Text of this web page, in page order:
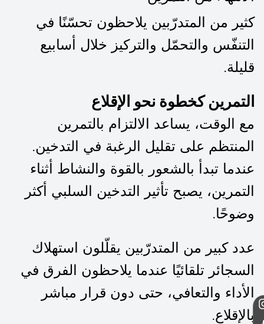
كثير من المتدرّبين يلاحظون تحسّنًا في
التنفّس والتحمّل والتركيز خلال أسابيع
قليلة.
التمرين كخطوة نحو الإقلاع
مع الوقت، يساعد الالتزام بالتمرين
المنتظم على تقليل الرغبة في التدخين.
عندما تبدأ بالشعور بالقوة والنشاط أثناء
التمرين، يصبح تأثير التدخين السلبي أكثر
وضوحًا.
عدد كبير من المتدرّبين يقلّلون استهلاك
السجائر تلقائيًا عندما يلاحظون الفرق في
الأداء والتعافي، حتى دون قرار مباشر
بالإقلاع.